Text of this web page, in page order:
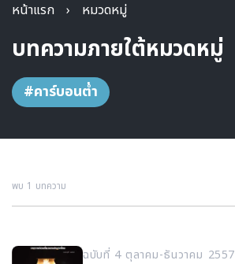
หน้าแรก › หมวดหมู่
บทความภายใต้หมวดหมู่
#คาร์บอนต่ำ
พบ 1 บทความ
ฉบับที่ 4 ตุลาคม-ธันวาคม 2557